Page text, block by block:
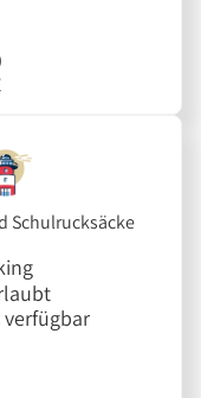
Schulrucksäcke